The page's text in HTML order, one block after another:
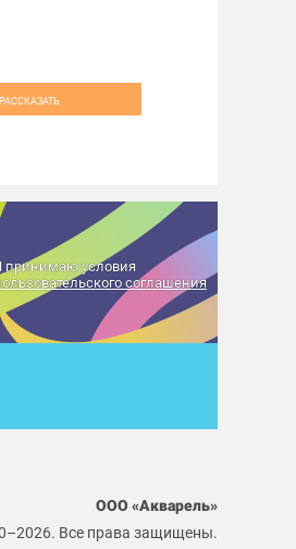
РАССКАЗАТЬ
принимаю условия
соглашения
ООО «Акварель»
Все права защищены.